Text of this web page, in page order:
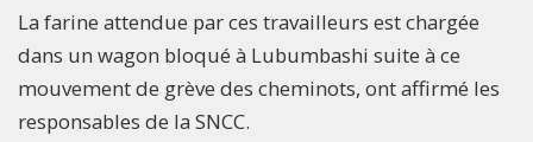
La farine attendue par ces travailleurs est chargée
dans un wagon bloqué à Lubumbashi suite à ce
mouvement de grève des cheminots, ont affirmé les
responsables de la SNCC.